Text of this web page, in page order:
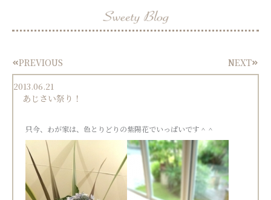
PrevPREVIOUS NEXTNext
2013.06.21
あじさい祭り！
只今、わが家は、色とりどりの紫陽花でいっぱいです＾＾